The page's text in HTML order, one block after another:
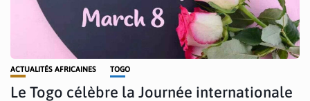
ACTUALITÉS AFRICAINES TOGO
Le Togo célèbre la Journée internationale